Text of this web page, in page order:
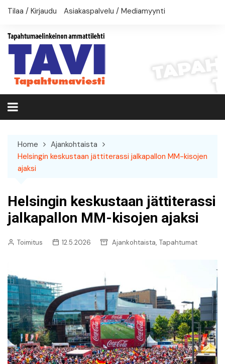
Skip
Tilaa / Kirjaudu Asiakaspalvelu / Mediamyynti
Home
Ajankohtaista
Helsingin keskustaan jättiterassi jalkapallon MM-kisojen
ajaksi
Helsingin keskustaan jättiterassi
jalkapallon MM-kisojen ajaksi
Toimitus 12.5.2026 Ajankohtaista, Tapahtumat